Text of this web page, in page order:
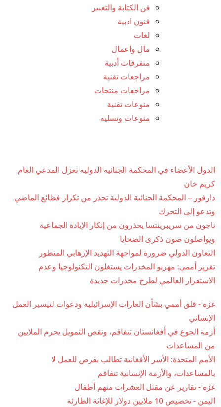
فن الكتابة والتعبير
فنون ادبية
لغات
مال واعمال
متفرقات أدبية
مراجعات تقنية
مراجعات منتجات
منوعات تقنية
منوعات وتسليه
الدول الأعضاء في المحكمة الجنائية الدولية تعزل المدعي العام
كريم خان
دارفور – المحكمة الجنائية الدولية تحذر من تكرار فظائع الماضي
وتدعو إلى التحرك
ناجون من سريبرينتسا يحذرون من إنكار الإبادة الجماعية
ويواصلون صون ذكرى الضحايا
التعاون الدولي ضرورة لمواجهة التهديد الإرهابي المتطور
تقرير أممي: مهربو المخدرات يستغلون التكنولوجيا وعدم
الاستقرار العالمي لطرح مخدرات جديدة
غزة - قلق أممي بشأن الغارات الإسرائيلية ودعوات لتيسير العمل
الإنساني
أزمة الجوع في أفغانستان تتفاقم، ونقص التمويل يحرم الملايين
من المساعدات
الأمم المتحدة: الأسر الأفغانية تطالب بفرص للعمل لا
بالمساعدات، والأزمة الإنسانية تتفاقم
غزة - تقارير عن مقتل العشرات منهم أطفال
اليمن - تخصيص 10 ملايين دولار للإغاثة الطارئة